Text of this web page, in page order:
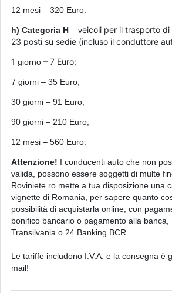
12 mesi – 320 Euro.
h) Categoria H– veicoli per il trasporto
23 posti su sedie (incluso il conduttore
1 giorno – 7 Euro;
7 giorni – 35 Euro;
30 giorni – 91 Euro;
90 giorni – 210 Euro;
12 mesi – 560 Euro.
Attenzione! I conducenti auto che non
valida, possono essere soggetti di multe
Roviniete.ro mette a tua disposizione una
vignette di Romania, per sapere quanto
possibilità di acquistarla online, con
bonifico bancario o pagamento alla banca,
Transilvania o 24 Banking BCR.
Le tariffe includono I.V.A. e la consegna è
mail!